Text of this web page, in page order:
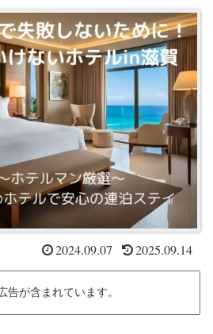
2024.09.07 2025.09.14
告が含まれています。